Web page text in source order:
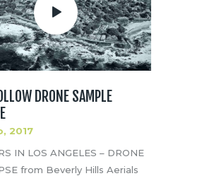
DRONE SAMPLE
2017
IN LOS ANGELES – DRONE
from Beverly Hills Aerials